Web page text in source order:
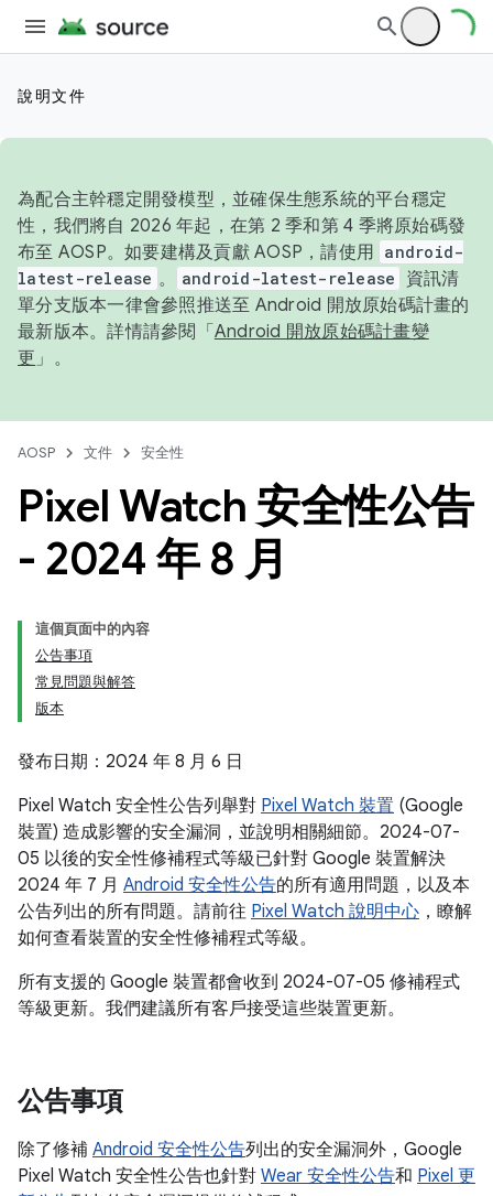
說明文件
為配合主幹穩定開發模型，並確保生態系統的平台穩定
性，我們將自 2026 年起，在第 2 季和第 4 季將原始碼發
布至 AOSP。如要建構及貢獻 AOSP，請使用 android-
latest-release 。 android-latest-release
資訊清
單分支版本一律會參照推送至 Android 開放原始碼計畫的
最新版本。詳情請參閱「 Android 開放原始碼計畫變
更 」。
AOSP 文件 安全性
Pixel Watch 安全性公告
- 2024 年 8 月
這個頁面中的內容
公告事項
常見問題與解答
版本
發布日期：2024 年 8 月 6 日
Pixel Watch 安全性公告列舉對 Pixel Watch 裝置 (Google
裝置) 造成影響的安全漏洞，並說明相關細節。2024-07-
05 以後的安全性修補程式等級已針對 Google 裝置解決
2024 年 7 月 Android 安全性公告的所有適用問題，以及本
公告列出的所有問題。請前往 Pixel Watch 說明中心 ，瞭解
如何查看裝置的安全性修補程式等級。
所有支援的 Google 裝置都會收到 2024-07-05 修補程式
等級更新。我們建議所有客戶接受這些裝置更新。
公告事項
除了修補 Android 安全性公告列出的安全漏洞外，Google
Pixel Watch 安全性公告也針對 Wear 安全性公告和 Pixel 更